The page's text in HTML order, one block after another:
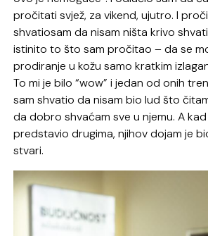
pročitati svjež, za vikend, ujutro. I
shvatiosam da nisam ništa krivo
istinito to što sam pročitao – da se
prodiranje u kožu samo kratkim
To mi je bilo “wow” i jedan od onih
sam shvatio da nisam bio lud što
da dobro shvaćam sve u njemu. A
predstavio drugima, njihov dojam je
stvari.